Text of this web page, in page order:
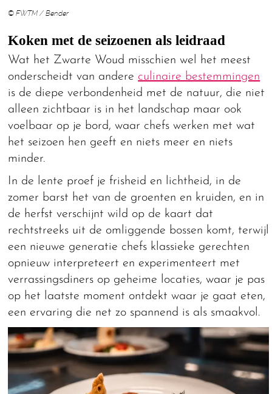
© FWTM / Bender
Koken met de seizoenen als leidraad
Wat het Zwarte Woud misschien wel het meest
onderscheidt van andere culinaire bestemmingen
is de diepe verbondenheid met de natuur, die niet
alleen zichtbaar is in het landschap maar ook
voelbaar op je bord, waar chefs werken met wat
het seizoen hen geeft en niets meer en niets
minder.
In de lente proef je frisheid en lichtheid, in de
zomer barst het van de groenten en kruiden, en in
de herfst verschijnt wild op de kaart dat
rechtstreeks uit de omliggende bossen komt, terwijl
een nieuwe generatie chefs klassieke gerechten
opnieuw interpreteert en experimenteert met
verrassingsdiners op geheime locaties, waar je pas
op het laatste moment ontdekt waar je gaat eten,
een ervaring die net zo spannend is als smaakvol.